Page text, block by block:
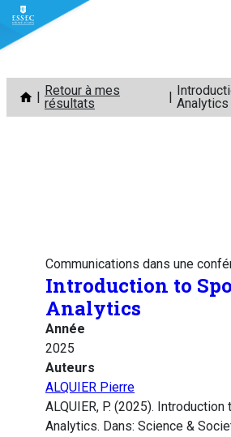
Aller
contenu
Retour à mes
résultats
Analytics
Communications dans une
Introduction to
Analytics
Année
2025
Auteurs
ALQUIER Pierre
ALQUIER, P. (2025). Introduction
Analytics. Dans: Science &